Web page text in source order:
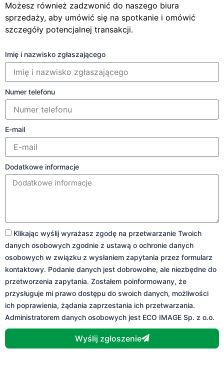
Możesz również zadzwonić do naszego biura
sprzedaży, aby umówić się na spotkanie i omówić
szczegóły potencjalnej transakcji.
Imię i nazwisko zgłaszającego
Numer telefonu
E-mail
Dodatkowe informacje
Klikając wyślij wyrażasz zgodę na przetwarzanie Twoich
danych osobowych zgodnie z ustawą o ochronie danych
osobowych w związku z wysłaniem zapytania przez formularz
kontaktowy. Podanie danych jest dobrowolne, ale niezbędne do
przetworzenia zapytania. Zostałem poinformowany, że
przysługuje mi prawo dostępu do swoich danych, możliwości
ich poprawienia, żądania zaprzestania ich przetwarzania.
Administratorem danych osobowych jest ECO IMAGE Sp. z o.o.
Wyślij zgłoszenie